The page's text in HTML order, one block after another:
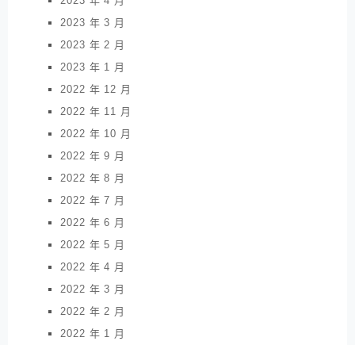
2023 年 3 月
2023 年 2 月
2023 年 1 月
2022 年 12 月
2022 年 11 月
2022 年 10 月
2022 年 9 月
2022 年 8 月
2022 年 7 月
2022 年 6 月
2022 年 5 月
2022 年 4 月
2022 年 3 月
2022 年 2 月
2022 年 1 月